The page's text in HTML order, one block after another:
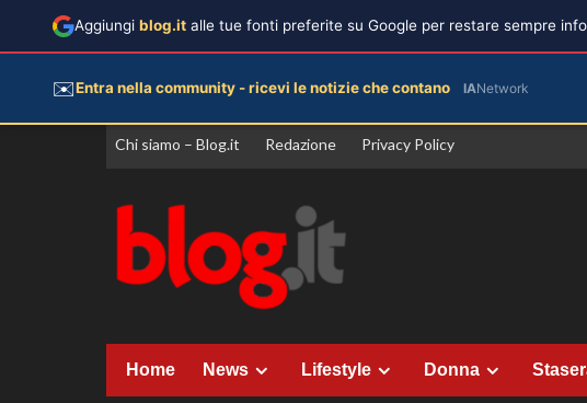
Vai
Chi siamo – Blog.it Redazione Privacy Policy
Home News Lifestyle Donna
Aggiungi blog.it alle tue fonti preferite su Google per restare sempre
✉️Entra nella community - ricevi le notizie che contano IANetwork